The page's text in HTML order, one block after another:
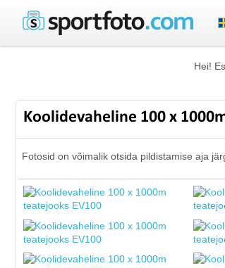
Hei!
Koolidevaheline 100 x
Fotosid on võimalik otsida pildistamise aja